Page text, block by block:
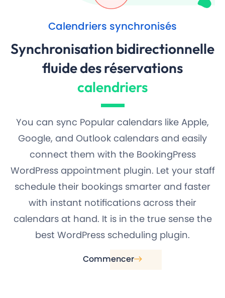
Calendriers synchronisés
Synchronisation bidirectionnelle
fluide des réservations
calendriers
You can sync Popular calendars like Apple,
Google, and Outlook calendars and easily
connect them with the BookingPress
WordPress appointment plugin. Let your staff
schedule their bookings smarter and faster
with instant notifications across their
calendars at hand. It is in the true sense the
best WordPress scheduling plugin.
Commencer